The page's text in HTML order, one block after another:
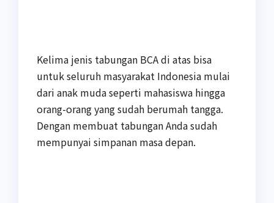
Kelima jenis tabungan BCA di atas bisa
untuk seluruh masyarakat Indonesia mulai
dari anak muda seperti mahasiswa hingga
orang-orang yang sudah berumah tangga.
Dengan membuat tabungan Anda sudah
mempunyai simpanan masa depan.